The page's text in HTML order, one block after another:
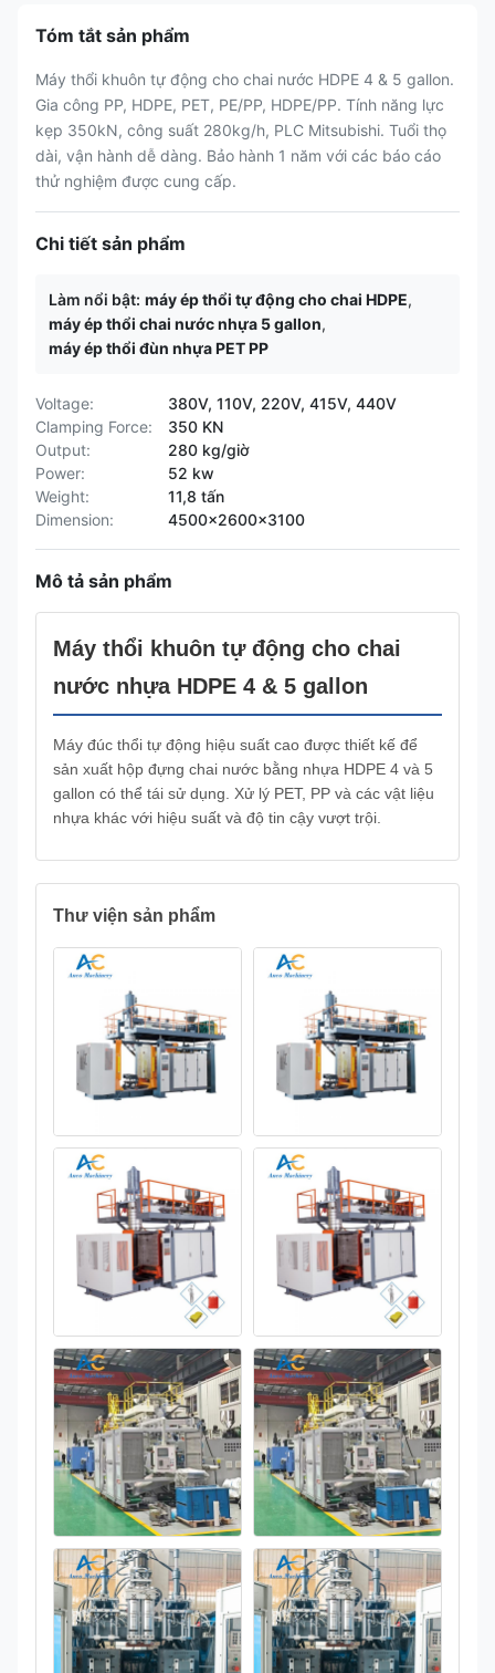
Tóm tắt sản phẩm
Máy thổi khuôn tự động cho chai nước HDPE 4 & 5 gallon.
Gia công PP, HDPE, PET, PE/PP, HDPE/PP. Tính năng lực
kẹp 350kN, công suất 280kg/h, PLC Mitsubishi. Tuổi thọ
dài, vận hành dễ dàng. Bảo hành 1 năm với các báo cáo
thử nghiệm được cung cấp.
Chi tiết sản phẩm
Làm nổi bật: máy ép thổi tự động cho chai HDPE,
máy ép thổi chai nước nhựa 5 gallon,
máy ép thổi đùn nhựa PET PP
Voltage:
380V, 110V, 220V, 415V, 440V
Clamping Force:
350 KN
Output:
280 kg/giờ
Power:
52 kw
Weight:
11,8 tấn
Dimension:
4500x2600x3100
Mô tả sản phẩm
Máy thổi khuôn tự động cho chai
nước nhựa HDPE 4 & 5 gallon
Máy đúc thổi tự động hiệu suất cao được thiết kế để
sản xuất hộp đựng chai nước bằng nhựa HDPE 4 và 5
gallon có thể tái sử dụng. Xử lý PET, PP và các vật liệu
nhựa khác với hiệu suất và độ tin cậy vượt trội.
Thư viện sản phẩm